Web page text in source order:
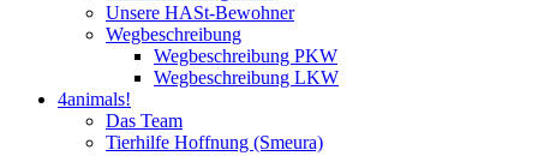
Unsere HASt-Bewohner
Wegbeschreibung
Wegbeschreibung PKW
Wegbeschreibung LKW
4animals!
Das Team
Tierhilfe Hoffnung (Smeura)